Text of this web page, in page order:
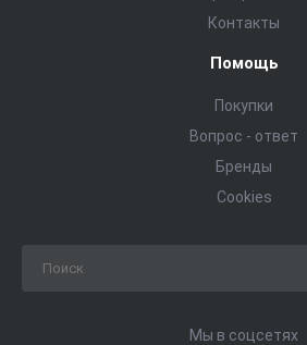
Контакты
Помощь
Покупки
Вопрос - ответ
Бренды
Cookies
Мы в соцсетях